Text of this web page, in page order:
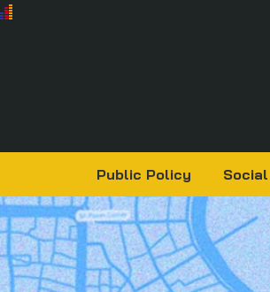
Public Policy